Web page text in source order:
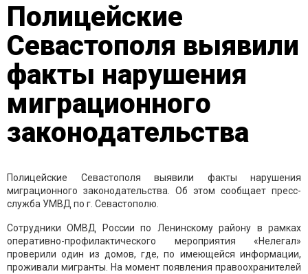
Полицейские
Севастополя выявили
факты нарушения
миграционного
законодательства
Полицейские Севастополя выявили факты нарушения
миграционного законодательства. Об этом сообщает пресс-
служба УМВД по г. Севастополю.
Сотрудники ОМВД России по Ленинскому району в рамках
оперативно-профилактического мероприятия «Нелегал»
проверили один из домов, где, по имеющейся информации,
проживали мигранты. На момент появления правоохранителей